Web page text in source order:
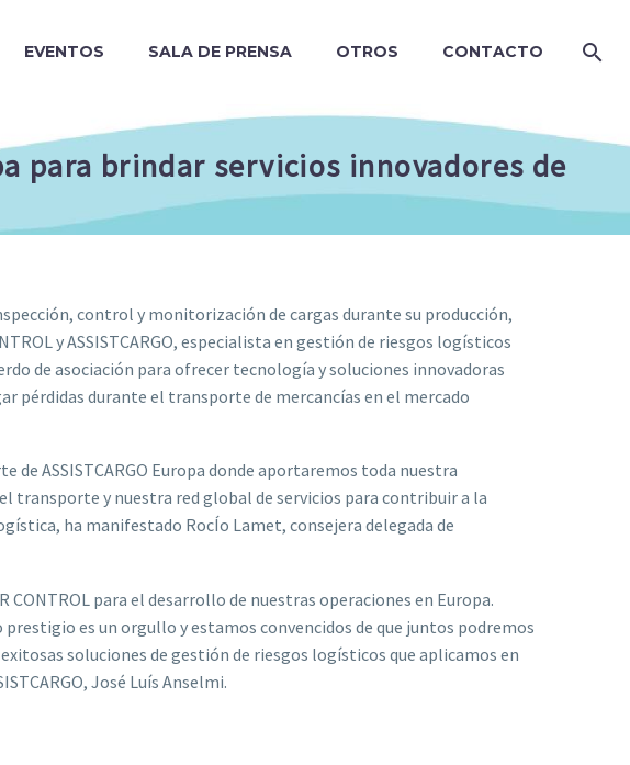
EVENTOS SALA DE PRENSA OTROS CONTACTO
para brindar servicios innovadores de
control y monitorización de cargas durante su producción,
y ASSISTCARGO, especialista en gestión de riesgos logísticos
de asociación para ofrecer tecnología y soluciones innovadoras
pérdidas durante el transporte de mercancías en el mercado
de ASSISTCARGO Europa donde aportaremos toda nuestra
transporte y nuestra red global de servicios para contribuir a la
ha manifestado RocÍo Lamet, consejera delegada de
CONTROL para el desarrollo de nuestras operaciones en Europa.
es un orgullo y estamos convencidos de que juntos podremos
soluciones de gestión de riesgos logísticos que aplicamos en
José Luís Anselmi.